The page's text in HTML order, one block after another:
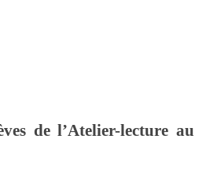
de l’Atelier-lecture au